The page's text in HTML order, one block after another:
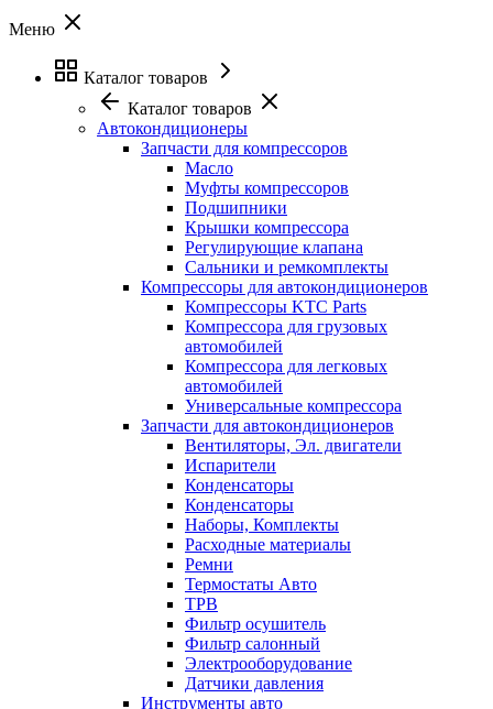
Меню
Каталог товаров
Каталог товаров
Автокондиционеры
Запчасти для компрессоров
Масло
Муфты компрессоров
Подшипники
Крышки компрессора
Регулирующие клапана
Сальники и ремкомплекты
Компрессоры для автокондиционеров
Компрессоры KTC Parts
Компрессора для грузовых
автомобилей
Компрессора для легковых
автомобилей
Универсальные компрессора
Запчасти для автокондиционеров
Вентиляторы, Эл. двигатели
Испарители
Конденсаторы
Конденсаторы
Наборы, Комплекты
Расходные материалы
Ремни
Термостаты Авто
ТРВ
Фильтр осушитель
Фильтр салонный
Электрооборудование
Датчики давления
Инструменты авто